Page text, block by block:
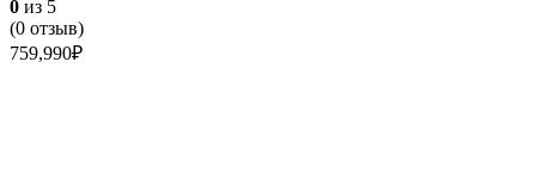
0 из 5
(0 отзыв)
759,990₽